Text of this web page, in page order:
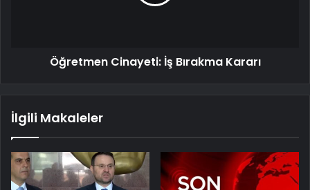
Öğretmen Cinayeti: İş Bırakma Kararı
İlgili Makaleler